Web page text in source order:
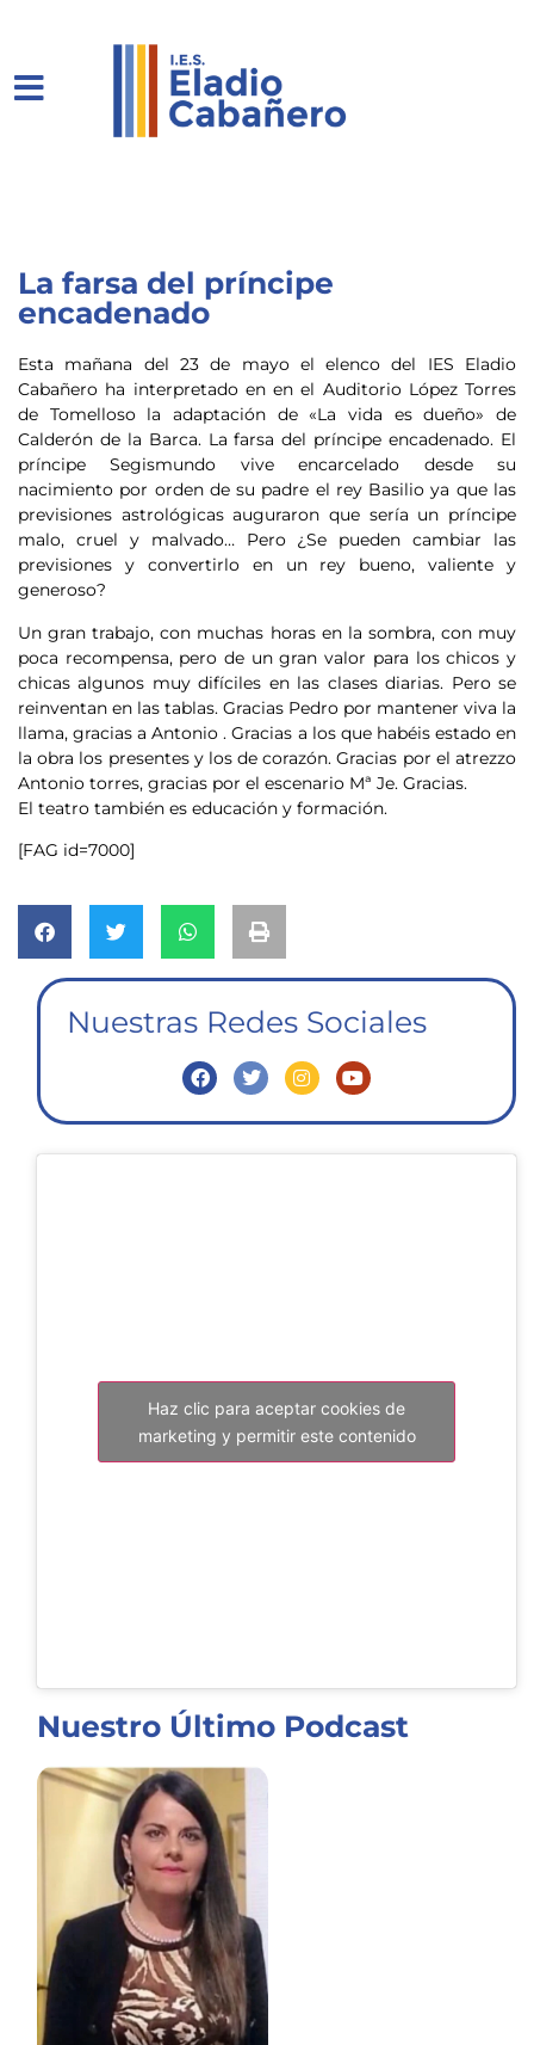
La farsa del príncipe
encadenado
Esta mañana del 23 de mayo el elenco del IES Eladio
Cabañero ha interpretado en en el Auditorio López Torres
de Tomelloso la adaptación de «La vida es dueño» de
Calderón de la Barca. La farsa del príncipe encadenado. El
príncipe Segismundo vive encarcelado desde su
nacimiento por orden de su padre el rey Basilio ya que las
previsiones astrológicas auguraron que sería un príncipe
malo, cruel y malvado… Pero ¿Se pueden cambiar las
previsiones y convertirlo en un rey bueno, valiente y
generoso?
Un gran trabajo, con muchas horas en la sombra, con muy
poca recompensa, pero de un gran valor para los chicos y
chicas algunos muy difíciles en las clases diarias. Pero se
reinventan en las tablas. Gracias Pedro por mantener viva la
llama, gracias a Antonio . Gracias a los que habéis estado en
la obra los presentes y los de corazón. Gracias por el atrezzo
Antonio torres, gracias por el escenario Mª Je. Gracias.
El teatro también es educación y formación.
[FAG id=7000]
Nuestras Redes Sociales
Haz clic para aceptar cookies de
marketing y permitir este contenido
Nuestro Último Podcast